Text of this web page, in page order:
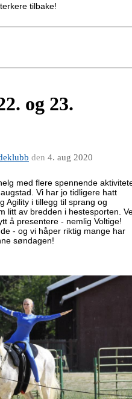
tilbake!
og 23.
den 4. aug 2020
med flere spennende
Vi har jo tidligere hatt
Agility i tillegg til sprang og
litt av bredden i hestesporten.
å presentere - nemlig Voltige!
- og vi håper riktig mange har
søndagen!